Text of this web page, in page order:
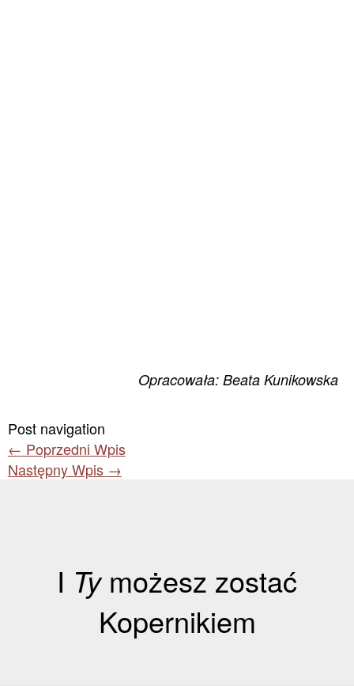
Opracowała: Beata Kunikowska
Post navigation
← Poprzedni Wpis
Następny Wpis →
I Tymożesz zostać
Kopernikiem